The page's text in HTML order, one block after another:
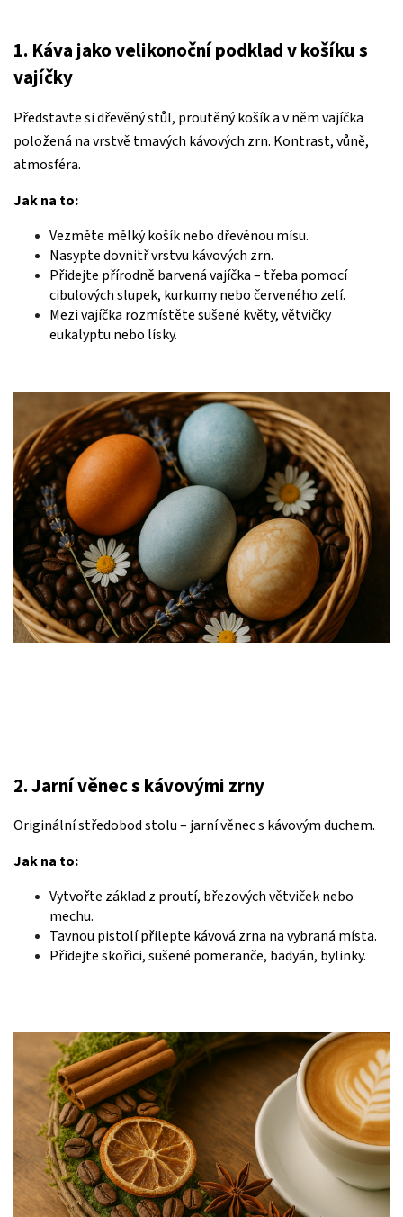
1. Káva jako velikonoční podklad v košíku s
vajíčky
Představte si dřevěný stůl, proutěný košík a v něm vajíčka
položená na vrstvě tmavých kávových zrn. Kontrast, vůně,
atmosféra.
Jak na to:
Vezměte mělký košík nebo dřevěnou mísu.
Nasypte dovnitř vrstvu kávových zrn.
Přidejte přírodně barvená vajíčka – třeba pomocí
cibulových slupek, kurkumy nebo červeného zelí.
Mezi vajíčka rozmístěte sušené květy, větvičky
eukalyptu nebo lísky.
2. Jarní věnec s kávovými zrny
Originální středobod stolu – jarní věnec s kávovým duchem.
Jak na to:
Vytvořte základ z proutí, březových větviček nebo
mechu.
Tavnou pistolí přilepte kávová zrna na vybraná místa.
Přidejte skořici, sušené pomeranče, badyán, bylinky.